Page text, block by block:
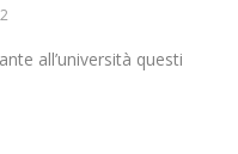
all’università questi